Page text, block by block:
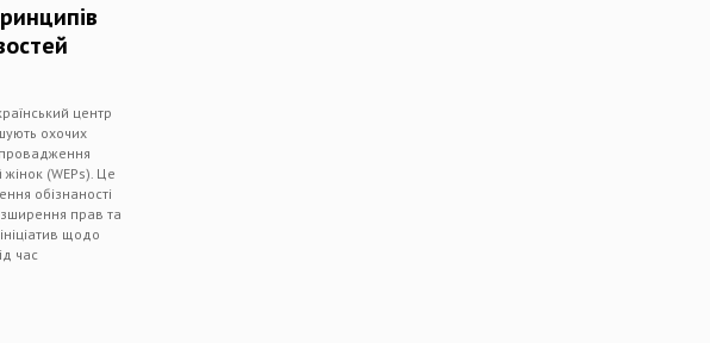
центр
охочих
(WEPs). Це
обізнаності
прав та
щодо
час